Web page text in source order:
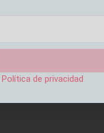
Política de privacidad